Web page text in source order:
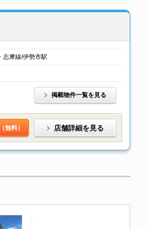
志摩線/伊勢市駅
掲載物件一覧を見る
無料） 店舗詳細を見る